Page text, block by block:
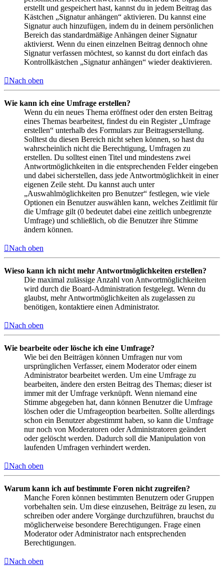
erstellt und gespeichert hast, kannst du in jedem Beitrag das
Kästchen „Signatur anhängen“ aktivieren. Du kannst eine
Signatur auch hinzufügen, indem du in deinem persönlichen
Bereich das standardmäßige Anhängen deiner Signatur
aktivierst. Wenn du einen einzelnen Beitrag dennoch ohne
Signatur verfassen möchtest, so kannst du dort einfach das
Kontrollkästchen „Signatur anhängen“ wieder deaktivieren.
Nach oben
Wie kann ich eine Umfrage erstellen?
Wenn du ein neues Thema eröffnest oder den ersten Beitrag
eines Themas bearbeitest, findest du ein Register „Umfrage
erstellen“ unterhalb des Formulars zur Beitragserstellung.
Solltest du diesen Bereich nicht sehen können, so hast du
wahrscheinlich nicht die Berechtigung, Umfragen zu
erstellen. Du solltest einen Titel und mindestens zwei
Antwortmöglichkeiten in die entsprechenden Felder eingeben
und dabei sicherstellen, dass jede Antwortmöglichkeit in einer
eigenen Zeile steht. Du kannst auch unter
„Auswahlmöglichkeiten pro Benutzer“ festlegen, wie viele
Optionen ein Benutzer auswählen kann, welches Zeitlimit für
die Umfrage gilt (0 bedeutet dabei eine zeitlich unbegrenzte
Umfrage) und schließlich, ob die Benutzer ihre Stimme
ändern können.
Nach oben
Wieso kann ich nicht mehr Antwortmöglichkeiten erstellen?
Die maximal zulässige Anzahl von Antwortmöglichkeiten
wird durch die Board-Administration festgelegt. Wenn du
glaubst, mehr Antwortmöglichkeiten als zugelassen zu
benötigen, kontaktiere einen Administrator.
Nach oben
Wie bearbeite oder lösche ich eine Umfrage?
Wie bei den Beiträgen können Umfragen nur vom
ursprünglichen Verfasser, einem Moderator oder einem
Administrator bearbeitet werden. Um eine Umfrage zu
bearbeiten, ändere den ersten Beitrag des Themas; dieser ist
immer mit der Umfrage verknüpft. Wenn niemand eine
Stimme abgegeben hat, dann können Benutzer die Umfrage
löschen oder die Umfrageoption bearbeiten. Sollte allerdings
schon ein Benutzer abgestimmt haben, so kann die Umfrage
nur noch von Moderatoren oder Administratoren geändert
oder gelöscht werden. Dadurch soll die Manipulation von
laufenden Umfragen verhindert werden.
Nach oben
Warum kann ich auf bestimmte Foren nicht zugreifen?
Manche Foren können bestimmten Benutzern oder Gruppen
vorbehalten sein. Um diese einzusehen, Beiträge zu lesen, zu
schreiben oder andere Vorgänge durchzuführen, brauchst du
möglicherweise besondere Berechtigungen. Frage einen
Moderator oder Administrator nach entsprechenden
Berechtigungen.
Nach oben